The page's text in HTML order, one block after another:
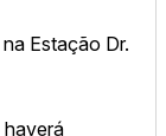
Estação Dr.
haverá